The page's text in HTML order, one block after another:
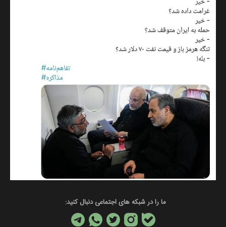
ما را در شبکه های اجتماعی دنبال کنید: